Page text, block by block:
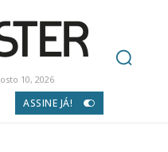
10, 2026
ASSINE JÁ!